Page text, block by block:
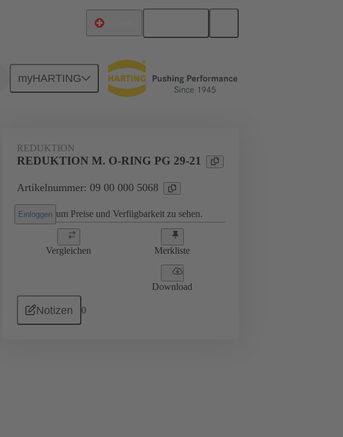
myHARTING
Kabelverschraubungen 09 00 000 5068
REDUKTION
REDUKTION M. O-RING PG 29-21
Artikelnummer: 09 00 000 5068
Einloggen um Preise und Verfügbarkeit zu sehen.
Vergleichen Merkliste
Download
Notizen 0